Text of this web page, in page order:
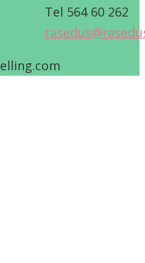
Tel 564 60 262